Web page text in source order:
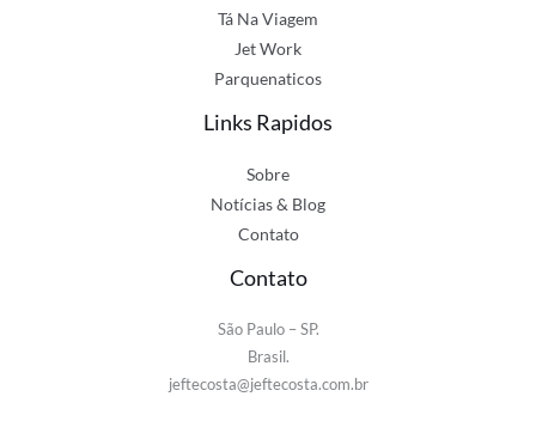
Tá Na Viagem
Jet Work
Parquenaticos
Links Rapidos
Sobre
Notícias & Blog
Contato
Contato
São Paulo – SP.
Brasil.
jeftecosta@jeftecosta.com.br